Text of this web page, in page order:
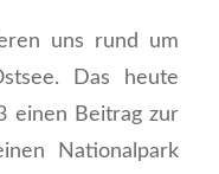
uns rund um
Das heute
einen Beitrag zur
Nationalpark